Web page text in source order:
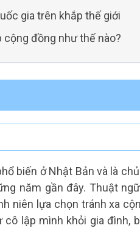
gia trên khắp thế giới
đồng như thế nào?
biến ở Nhật Bản và là
năm gần đây. Thuật
niên lựa chọn tránh xa
lập mình khỏi gia đình,